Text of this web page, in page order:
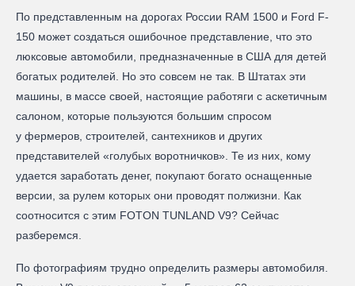
По представленным на дорогах России RAM 1500 и Ford F-
150 может создаться ошибочное представление, что это
люксовые автомобили, предназначенные в США для детей
богатых родителей. Но это совсем не так. В Штатах эти
машины, в массе своей, настоящие работяги с аскетичным
салоном, которые пользуются большим спросом
у фермеров, строителей, сантехников и других
представителей «голубых воротничков». Те из них, кому
удается заработать денег, покупают богато оснащенные
версии, за рулем которых они проводят полжизни. Как
соотносится с этим FOTON TUNLAND V9? Сейчас
разберемся.
По фотографиям трудно определить размеры автомобиля.